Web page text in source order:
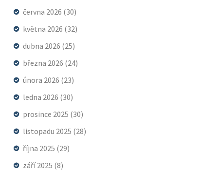
června 2026 (30)
května 2026 (32)
dubna 2026 (25)
března 2026 (24)
února 2026 (23)
ledna 2026 (30)
prosince 2025 (30)
listopadu 2025 (28)
října 2025 (29)
září 2025 (8)